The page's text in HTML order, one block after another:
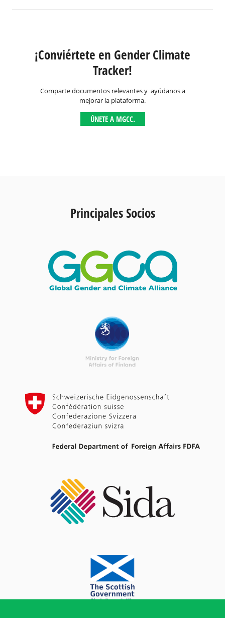
¡Conviértete en Gender Climate
Tracker!
Comparte documentos relevantes y ayúdanos a
mejorar la plataforma.
ÚNETE A MGCC.
Principales Socios